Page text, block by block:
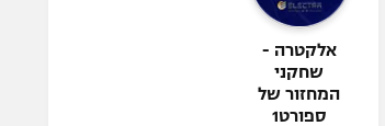
אלקטרה -
שחקני
המחזור של
ספורט1